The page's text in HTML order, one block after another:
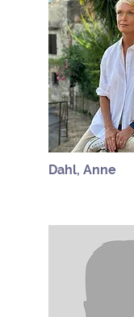
Dahl, Anne